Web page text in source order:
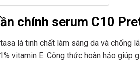
chính serum C10
là tinh chất làm sáng da và chống
vitamin E. Công thức hoàn hảo